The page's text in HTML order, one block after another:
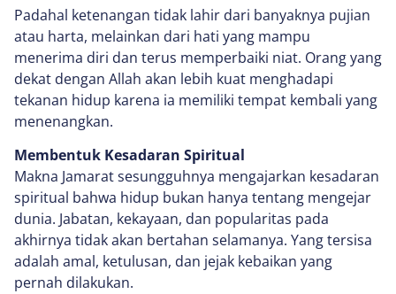
Padahal ketenangan tidak lahir dari banyaknya pujian
atau harta, melainkan dari hati yang mampu
menerima diri dan terus memperbaiki niat. Orang yang
dekat dengan Allah akan lebih kuat menghadapi
tekanan hidup karena ia memiliki tempat kembali yang
menenangkan.
Membentuk Kesadaran Spiritual
Makna Jamarat sesungguhnya mengajarkan kesadaran
spiritual bahwa hidup bukan hanya tentang mengejar
dunia. Jabatan, kekayaan, dan popularitas pada
akhirnya tidak akan bertahan selamanya. Yang tersisa
adalah amal, ketulusan, dan jejak kebaikan yang
pernah dilakukan.